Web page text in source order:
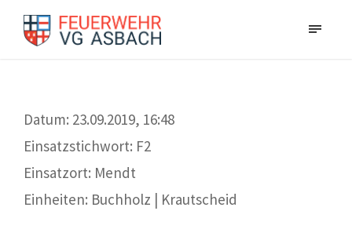
Datum: 23.09.2019, 16:48
Einsatzstichwort: F2
Einsatzort: Mendt
Einheiten: Buchholz | Krautscheid